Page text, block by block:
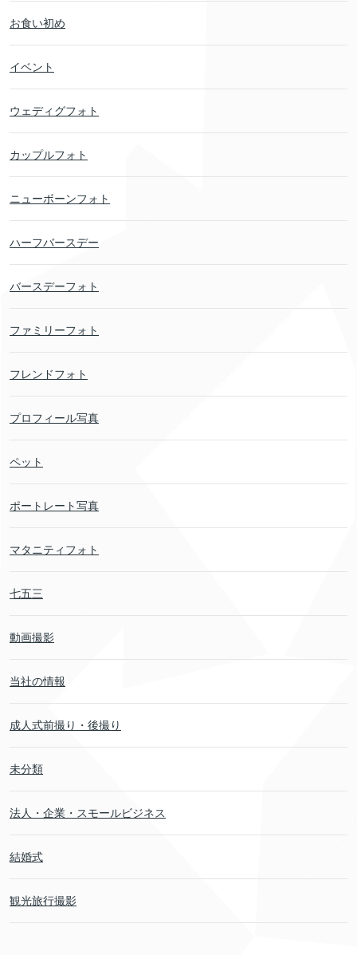
お食い初め
イベント
ウェディグフォト
カップルフォト
ニューボーンフォト
ハーフバースデー
バースデーフォト
ファミリーフォト
フレンドフォト
プロフィール写真
ペット
ポートレート写真
マタニティフォト
七五三
動画撮影
当社の情報
成人式前撮り・後撮り
未分類
法人・企業・スモールビジネス
結婚式
観光旅行撮影